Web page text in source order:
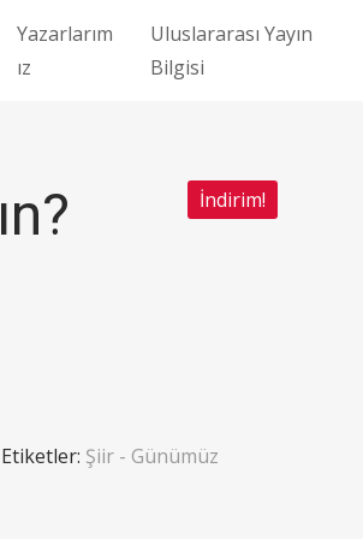
Yazarlarım
ız
Uluslararası Yayın
Bilgisi
İndirim!
Etiketler: Şiir - Günümüz